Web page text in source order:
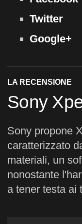
Twitter
Google+
LA RECENSIONE
Sony
Sony propone
caratterizzato
materiali, un
nonostante
a tener testa ai